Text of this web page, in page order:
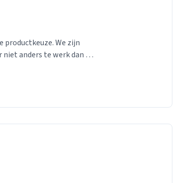
productkeuze. We zijn
anders te werk dan bij